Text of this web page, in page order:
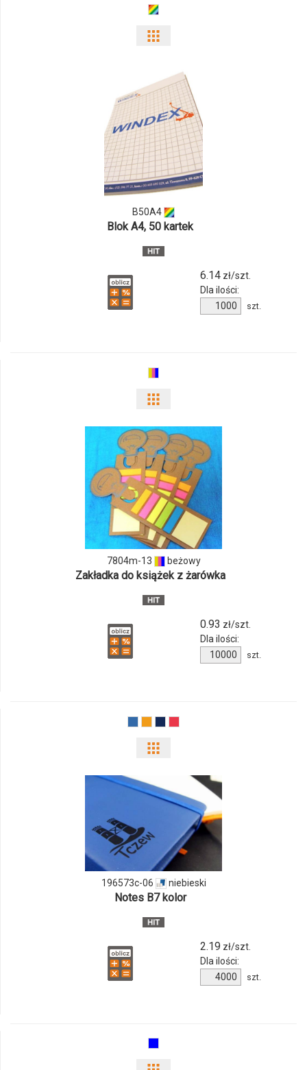
i
ilości
produktu
B50A4
B50A4
Blok A4, 50 kartek
6.14zł/szt.
Dla ilości:
Ilość
produktu
szt.
odmiany
i
ilości
produktu
7804m-
13
7804m-13 beżowy
Zakładka do książek z żarówka
0.93 zł/szt.
Dla ilości:
Ilość
produktu
szt.
odmiany
i
ilości
produktu
196573c-
196573c-06 niebieski
Notes B7 kolor
2.19 zł/szt.
Dla ilości:
Ilość
produktu
szt.